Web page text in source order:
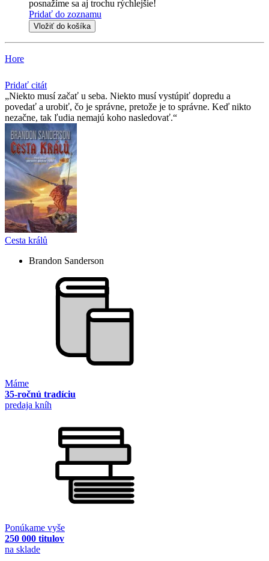
posnažíme sa aj trochu rýchlejšie!
Pridať do zoznamu
Vložiť do košíka
Hore
Pridať citát
Niekto musí začať u seba. Niekto musí vystúpiť dopredu a
povedať a urobiť, čo je správne, pretože je to správne. Keď nikto
nezačne, tak ľudia nemajú koho nasledovať.
Cesta králů
Brandon Sanderson
Máme
35-ročnú tradíciu
predaja kníh
Ponúkame vyše
250 000 titulov
na sklade